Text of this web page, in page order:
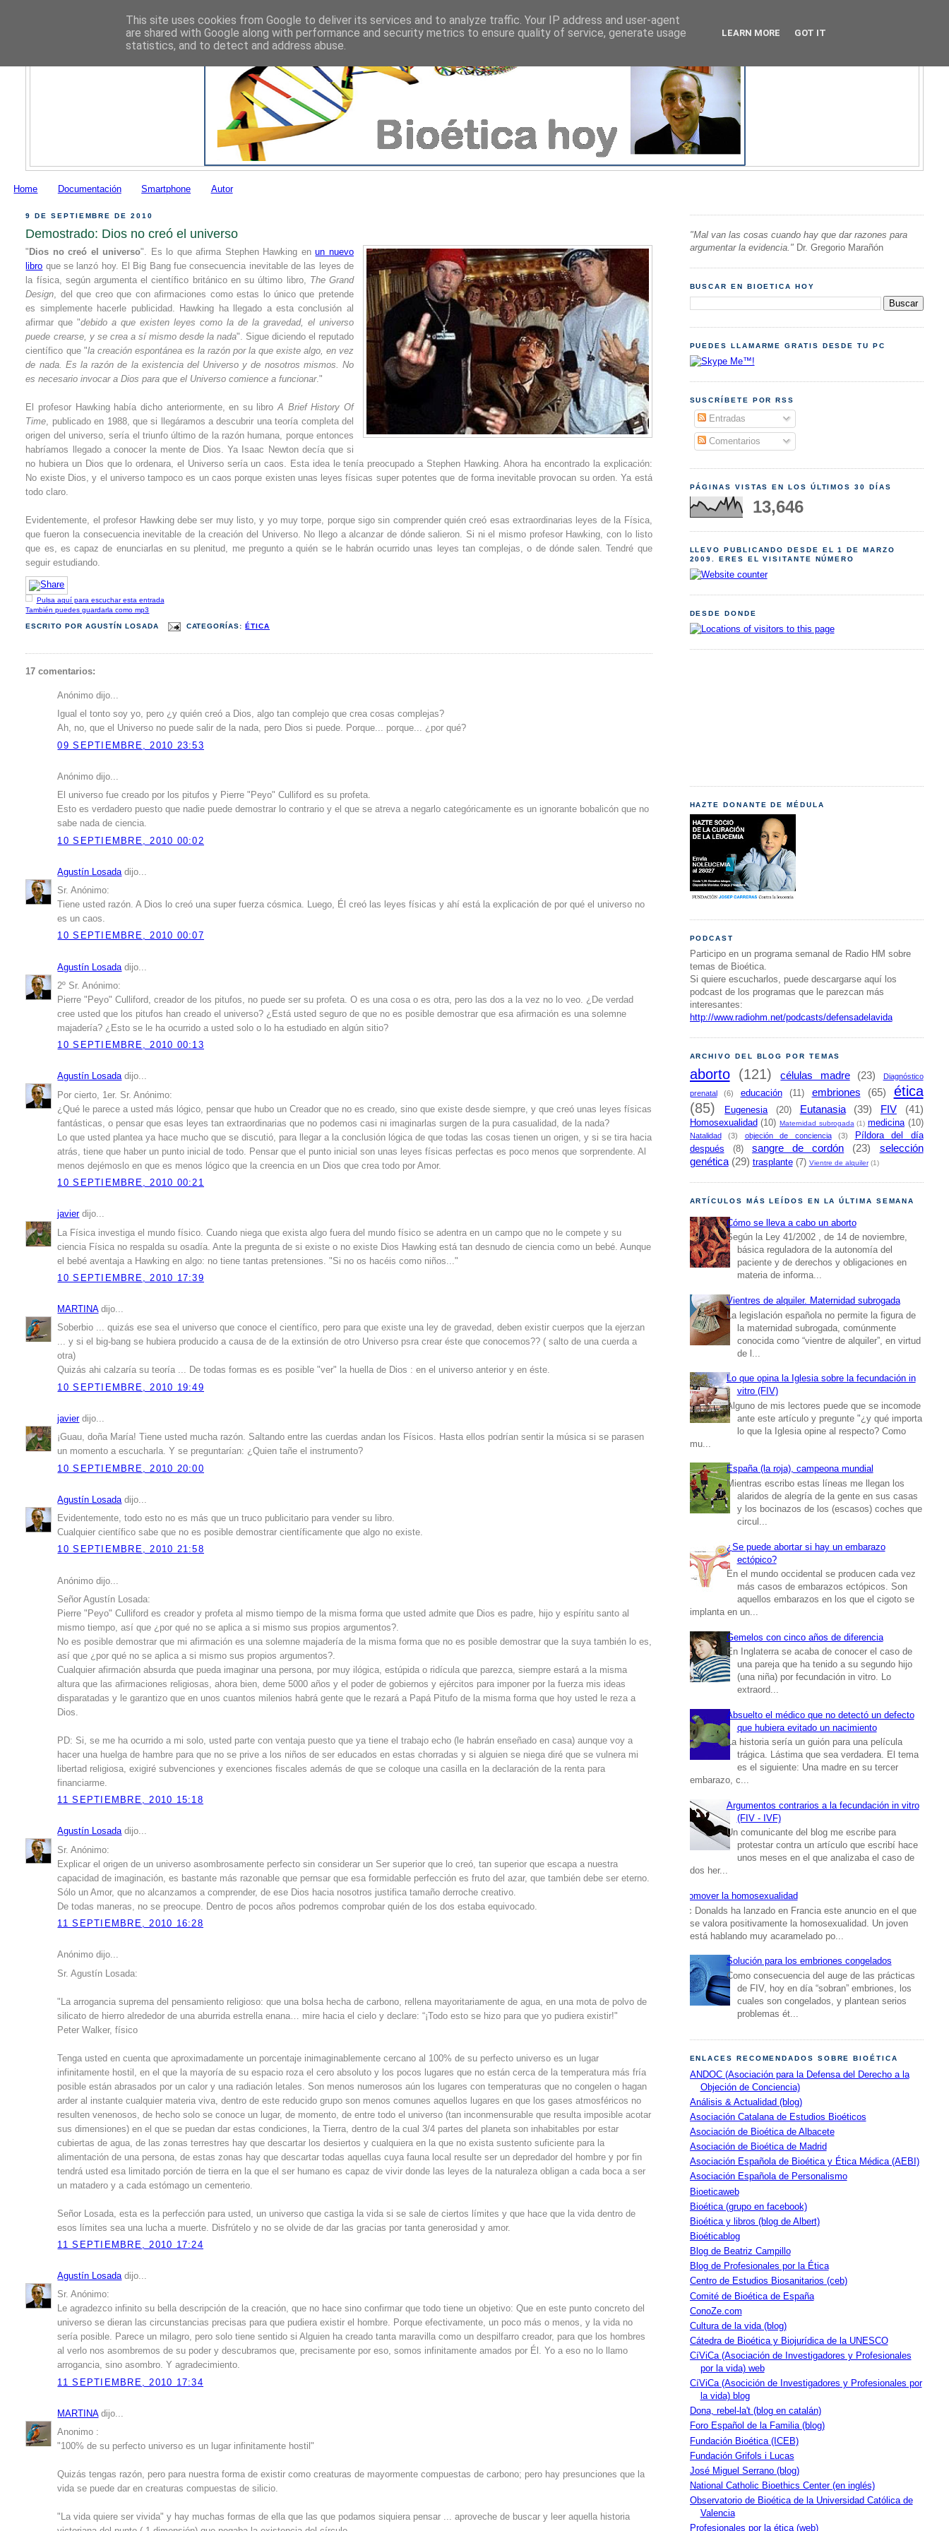
Home Documentación Smartphone Autor
9 DE SEPTIEMBRE DE 2010
Demostrado: Dios no creó el universo
" Dios no creó el universo". Es lo que afirma Stephen Hawking enun nuevo
libro que se lanzó hoy. El Big Bang fue consecuencia inevitable de las leyes de
la física, según argumenta el científico británico en su último libro, The Grand
Design , del que creo que con afirmaciones como estas lo único que pretende
es simplemente hacerle publicidad. Hawking ha llegado a esta conclusión al
afirmar que "debido a que existen leyes como la de la gravedad, el universo
puede crearse, y se crea a sí mismo desde la nada". Sigue diciendo el reputado
científico que "la creación espontánea es la razón por la que existe algo, en vez
de nada. Es la razón de la existencia del Universo y de nosotros mismos. No
es necesario invocar a Dios para que el Universo comience a funcionar."
El profesor Hawking había dicho anteriormente, en su libroA Brief History Of
Time , publicado en 1988, que si llegáramos a descubrir una teoría completa del
origen del universo, sería el triunfo último de la razón humana, porque entonces
habríamos llegado a conocer la mente de Dios. Ya Isaac Newton decía que si
no hubiera un Dios que lo ordenara, el Universo sería un caos. Esta idea le tenía preocupado a Stephen Hawking. Ahora ha encontrado la explicación:
No existe Dios, y el universo tampoco es un caos porque existen unas leyes físicas super potentes que de forma inevitable provocan su orden. Ya está
todo claro.
Evidentemente, el profesor Hawking debe ser muy listo, y yo muy torpe, porque sigo sin comprender quién creó esas extraordinarias leyes de la Física,
que fueron la consecuencia inevitable de la creación del Universo. No llego a alcanzar de dónde salieron. Si ni el mismo profesor Hawking, con lo listo
que es, es capaz de enunciarlas en su plenitud, me pregunto a quién se le habrán ocurrido unas leyes tan complejas, o de dónde salen. Tendré que
seguir estudiando.
Pulsa aquí para escuchar esta entrada
También puedes guardarla como mp3
ESCRITO PORAGUSTÍN LOSADA CATEGORÍAS: ÉTICA
17 comentarios:
Anónimo dijo...
Igual el tonto soy yo, pero ¿y quién creó a Dios, algo tan complejo que crea cosas complejas?
Ah, no, que el Universo no puede salir de la nada, pero Dios si puede. Porque... porque... ¿por qué?
09 SEPTIEMBRE, 2010 23:53
Anónimo dijo...
El universo fue creado por los pitufos y Pierre "Peyo" Culliford es su profeta.
Esto es verdadero puesto que nadie puede demostrar lo contrario y el que se atreva a negarlo categóricamente es un ignorante bobalicón que no
sabe nada de ciencia.
10 SEPTIEMBRE, 2010 00:02
Agustín Losadadijo...
Sr. Anónimo:
Tiene usted razón. A Dios lo creó una super fuerza cósmica. Luego, Él creó las leyes físicas y ahí está la explicación de por qué el universo no
es un caos.
10 SEPTIEMBRE, 2010 00:07
Agustín Losada dijo...
2º Sr. Anónimo:
Pierre "Peyo" Culliford, creador de los pitufos, no puede ser su profeta. O es una cosa o es otra, pero las dos a la vez no lo veo. ¿De verdad
cree usted que los pitufos han creado el universo? ¿Está usted seguro de que no es posible demostrar que esa afirmación es una solemne
majadería? ¿Esto se le ha ocurrido a usted solo o lo ha estudiado en algún sitio?
10 SEPTIEMBRE, 2010 00:13
Agustín Losadadijo...
Por cierto, 1er. Sr. Anónimo:
¿Qué le parece a usted más lógico, pensar que hubo un Creador que no es creado, sino que existe desde siempre, y que creó unas leyes físicas
fantásticas, o pensar que esas leyes tan extraordinarias que no podemos casi ni imaginarlas surgen de la pura casualidad, de la nada?
Lo que usted plantea ya hace mucho que se discutió, para llegar a la conclusión lógica de que todas las cosas tienen un origen, y si se tira hacia
atrás, tiene que haber un punto inicial de todo. Pensar que el punto inicial son unas leyes físicas perfectas es poco menos que sorprendente. Al
menos dejémoslo en que es menos lógico que la creencia en un Dios que crea todo por Amor.
10 SEPTIEMBRE, 2010 00:21
javierdijo...
La Física investiga el mundo físico. Cuando niega que exista algo fuera del mundo físico se adentra en un campo que no le compete y su
ciencia Física no respalda su osadía. Ante la pregunta de si existe o no existe Dios Hawking está tan desnudo de ciencia como un bebé. Aunque
el bebé aventaja a Hawking en algo: no tiene tantas pretensiones. "Si no os hacéis como niños..."
10 SEPTIEMBRE, 2010 17:39
MARTINAdijo...
Soberbio ... quizás ese sea el universo que conoce el científico, pero para que existe una ley de gravedad, deben existir cuerpos que la ejerzan
... y si el big-bang se hubiera producido a causa de de la extinsión de otro Universo psra crear éste que conocemos?? ( salto de una cuerda a
otra)
Quizás ahi calzaría su teoría ... De todas formas es es posible "ver" la huella de Dios : en el universo anterior y en éste.
10 SEPTIEMBRE, 2010 19:49
javierdijo...
¡Guau, doña María! Tiene usted mucha razón. Saltando entre las cuerdas andan los Físicos. Hasta ellos podrían sentir la música si se parasen
un momento a escucharla. Y se preguntarían: ¿Quien tañe el instrumento?
10 SEPTIEMBRE, 2010 20:00
Agustín Losada dijo...
Evidentemente, todo esto no es más que un truco publicitario para vender su libro.
Cualquier científico sabe que no es posible demostrar científicamente que algo no existe.
10 SEPTIEMBRE, 2010 21:58
Anónimo dijo...
Señor Agustín Losada:
Pierre "Peyo" Culliford es creador y profeta al mismo tiempo de la misma forma que usted admite que Dios es padre, hijo y espíritu santo al
mismo tiempo, así que ¿por qué no se aplica a si mismo sus propios argumentos?.
No es posible demostrar que mi afirmación es una solemne majadería de la misma forma que no es posible demostrar que la suya también lo es,
así que ¿por qué no se aplica a si mismo sus propios argumentos?.
Cualquier afirmación absurda que pueda imaginar una persona, por muy ilógica, estúpida o ridícula que parezca, siempre estará a la misma
altura que las afirmaciones religiosas, ahora bien, deme 5000 años y el poder de gobiernos y ejércitos para imponer por la fuerza mis ideas
disparatadas y le garantizo que en unos cuantos milenios habrá gente que le rezará a Papá Pitufo de la misma forma que hoy usted le reza a
Dios.
PD: Si, se me ha ocurrido a mi solo, usted parte con ventaja puesto que ya tiene el trabajo echo (le habrán enseñado en casa) aunque voy a
hacer una huelga de hambre para que no se prive a los niños de ser educados en estas chorradas y si alguien se niega diré que se vulnera mi
libertad religiosa, exigiré subvenciones y exenciones fiscales además de que se coloque una casilla en la declaración de la renta para
financiarme.
11 SEPTIEMBRE, 2010 15:18
Agustín Losadadijo...
Sr. Anónimo:
Explicar el origen de un universo asombrosamente perfecto sin considerar un Ser superior que lo creó, tan superior que escapa a nuestra
capacidad de imaginación, es bastante más razonable que pernsar que esa formidable perfección es fruto del azar, que también debe ser eterno.
Sólo un Amor, que no alcanzamos a comprender, de ese Dios hacia nosotros justifica tamaño derroche creativo.
De todas maneras, no se preocupe. Dentro de pocos años podremos comprobar quién de los dos estaba equivocado.
11 SEPTIEMBRE, 2010 16:28
Anónimo dijo...
Sr. Agustín Losada:
"La arrogancia suprema del pensamiento religioso: que una bolsa hecha de carbono, rellena mayoritariamente de agua, en una mota de polvo de
silicato de hierro alrededor de una aburrida estrella enana… mire hacia el cielo y declare: “¡Todo esto se hizo para que yo pudiera existir!"
Peter Walker, físico
Tenga usted en cuenta que aproximadamente un porcentaje inimaginablemente cercano al 100% de su perfecto universo es un lugar
infinitamente hostil, en el que la mayoría de su espacio roza el cero absoluto y los pocos lugares que no están cerca de la temperatura más fría
posible están abrasados por un calor y una radiación letales. Son menos numerosos aún los lugares con temperaturas que no congelen o hagan
arder al instante cualquier materia viva, dentro de este reducido grupo son menos comunes aquellos lugares en que los gases atmosféricos no
resulten venenosos, de hecho solo se conoce un lugar, de momento, de entre todo el universo (tan inconmensurable que resulta imposible acotar
sus dimensiones) en el que se puedan dar estas condiciones, la Tierra, dentro de la cual 3/4 partes del planeta son inhabitables por estar
cubiertas de agua, de las zonas terrestres hay que descartar los desiertos y cualquiera en la que no exista sustento suficiente para la
alimentación de una persona, de estas zonas hay que descartar todas aquellas cuya fauna local resulte ser un depredador del hombre y por fin
tendrá usted esa limitado porción de tierra en la que el ser humano es capaz de vivir donde las leyes de la naturaleza obligan a cada boca a ser
un matadero y a cada estómago un cementerio.
Señor Losada, esta es la perfección para usted, un universo que castiga la vida si se sale de ciertos límites y que hace que la vida dentro de
esos límites sea una lucha a muerte. Disfrútelo y no se olvide de dar las gracias por tanta generosidad y amor.
11 SEPTIEMBRE, 2010 17:24
Agustín Losadadijo...
Sr. Anónimo:
Le agradezco infinito su bella descripción de la creación, que no hace sino confirmar que todo tiene un objetivo: Que en este punto concreto del
universo se dieran las circunstancias precisas para que pudiera existir el hombre. Porque efectivamente, un poco más o menos, y la vida no
sería posible. Parece un milagro, pero solo tiene sentido si Alguien ha creado tanta maravilla como un despilfarro creador, para que los hombres
al verlo nos asombremos de su poder y descubramos que, precisamente por eso, somos infinitamente amados por Él. Yo a eso no lo llamo
arrogancia, sino asombro. Y agradecimiento.
11 SEPTIEMBRE, 2010 17:34
MARTINAdijo...
Anonimo :
"100% de su perfecto universo es un lugar infinitamente hostil"
Quizás tengas razón, pero para nuestra forma de existir como creaturas de mayormente compuestas de carbono; pero hay presunciones que la
vida se puede dar en creaturas compuestas de silicio.
"La vida quiere ser vivida" y hay muchas formas de ella que las que podamos siquiera pensar ... aproveche de buscar y leer aquella historia
"Mal van las cosas cuando hay que dar razones para
argumentar la evidencia." Dr. Gregorio Marañón
BUSCAR EN BIOETICA HOY
PUEDES LLAMARME GRATIS DESDE TU PC
SUSCRÍBETE POR RSS
Entradas
Comentarios
PÁGINAS VISTAS EN LOS ÚLTIMOS 30 DÍAS
13,646
LLEVO PUBLICANDO DESDE EL 1 DE MARZO
2009. ERES EL VISITANTE NÚMERO
DESDE DONDE
HAZTE DONANTE DE MÉDULA
PODCAST
Participo en un programa semanal de Radio HM sobre
temas de Bioética.
Si quiere escucharlos, puede descargarse aquí los
podcast de los programas que le parezcan más
interesantes:
http://www.radiohm.net/podcasts/defensadelavida
ARCHIVO DEL BLOG POR TEMAS
aborto (121) células madre (23)
Diagnóstico
prenatal
(6) educación (11) embriones (65)
ética
(85)
Eugenesia (20) Eutanasia (39) FIV (41)
Homosexualidad (10) Maternidad subrogada (1) medicina (10)
Natalidad (3) objeción de conciencia (3)
Píldora del día
después
(8) sangre de cordón (23)
selección
genética (29) trasplante (7) Vientre de alquiler (1)
ARTÍCULOS MÁS LEÍDOS EN LA ÚLTIMA SEMANA
Cómo se lleva a cabo un aborto
Según la Ley 41/2002 , de 14 de noviembre,
básica reguladora de la autonomía del
paciente y de derechos y obligaciones en
materia de informa...
Vientres de alquiler. Maternidad subrogada
La legislación española no permite la figura de
la maternidad subrogada, comúnmente
conocida como “vientre de alquiler”, en virtud
de l...
Lo que opina la Iglesia sobre la fecundación in
vitro (FIV)
Alguno de mis lectores puede que se incomode
ante este artículo y pregunte "¿y qué importa
lo que la Iglesia opine al respecto? Como
mu...
España (la roja), campeona mundial
Mientras escribo estas líneas me llegan los
alaridos de alegría de la gente en sus casas
y los bocinazos de los (escasos) coches que
circul...
¿Se puede abortar si hay un embarazo
ectópico?
En el mundo occidental se producen cada vez
más casos de embarazos ectópicos. Son
aquellos embarazos en los que el cigoto se
implanta en un...
Gemelos con cinco años de diferencia
En Inglaterra se acaba de conocer el caso de
una pareja que ha tenido a su segundo hijo
(una niña) por fecundación in vitro. Lo
extraord...
Absuelto el médico que no detectó un defecto
que hubiera evitado un nacimiento
La historia sería un guión para una película
trágica. Lástima que sea verdadera. El tema
es el siguiente: Una madre en su tercer
embarazo, c...
Argumentos contrarios a la fecundación in vitro
(FIV - IVF)
Un comunicante del blog me escribe para
protestar contra un artículo que escribí hace
unos meses en el que analizaba el caso de
dos her...
Promover la homosexualidad
Mc Donalds ha lanzado en Francia este anuncio en el que
se valora positivamente la homosexualidad. Un joven
está hablando muy acaramelado po...
Solución para los embriones congelados
Como consecuencia del auge de las prácticas
de FIV, hoy en día “sobran” embriones, los
cuales son congelados, y plantean serios
problemas ét...
ENLACES RECOMENDADOS SOBRE BIOÉTICA
ANDOC (Asociación para la Defensa del Derecho a la
Objeción de Conciencia)
Análisis & Actualidad (blog)
Asociación Catalana de Estudios Bioéticos
Asociación de Bioética de Albacete
Asociación de Bioética de Madrid
Asociación Española de Bioética y Ética Médica (AEBI)
Asociación Española de Personalismo
Bioeticaweb
Bioética (grupo en facebook)
Bioética y libros (blog de Albert)
Bioéticablog
Blog de Beatriz Campillo
Blog de Profesionales por la Ética
Centro de Estudios Biosanitarios (ceb)
Comité de Bioética de España
ConoZe.com
Cultura de la vida (blog)
Cátedra de Bioética y Biojurídica de la UNESCO
CíViCa (Asociación de Investigadores y Profesionales
por la vida) web
CíViCa (Asocición de Investigadores y Profesionales por
la vida) blog
Dona, rebel-la't (blog en catalán)
Foro Español de la Familia (blog)
Fundación Bioética (ICEB)
Fundación Grifols i Lucas
José Miguel Serrano (blog)
National Catholic Bioethics Center (en inglés)
Observatorio de Bioética de la Universidad Católica de
Valencia
Profesionales por la ética (web)
This site uses cookies from Google to deliver its services and to analyze traffic. Your IP address and user-agent
are shared with Google along with performance and security metrics to ensure quality of service, generate usage
statistics, and to detect and address abuse.
LEARN MORE GOT IT